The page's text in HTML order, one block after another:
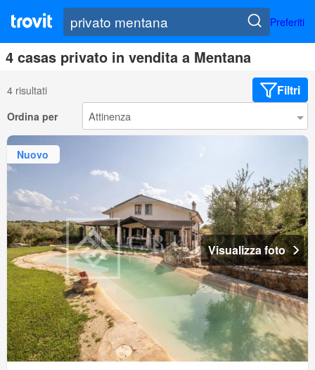
Preferiti
4 casas privato in vendita a Mentana
4 risultati Filtri
Ordina per
Nuovo
Visualizza foto